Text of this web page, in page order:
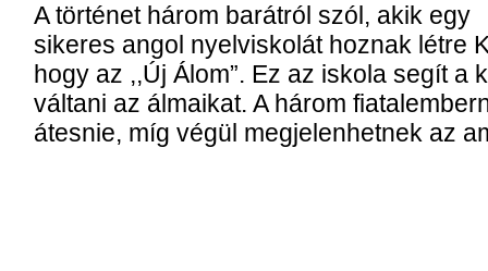
A történet három barátról szól, akik egy
sikeres angol nyelviskolát hoznak létre
hogy az ,,Új Álom”. Ez az iskola segít a
váltani az álmaikat. A három
átesnie, míg végül megjelenhetnek az